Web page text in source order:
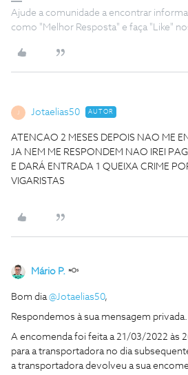
Ajude a comunidade a encontrar
como "Melhor Resposta" e faça "Like"
Jotaelias50 AUTOR
ATENCAO 2 MESES DEPOIS NAO ME
JA NEM ME RESPONDEM NAO IREI
E DARÁ ENTRADA 1 QUEIXA CRIME
VIGARISTAS
Mário P.
Bom dia@Jotaelias50,
Respondemos à sua mensagem privada.
A encomenda foi feita a 21/03/2022 às
para a transportadora no dia
a transportadora devolveu a sua